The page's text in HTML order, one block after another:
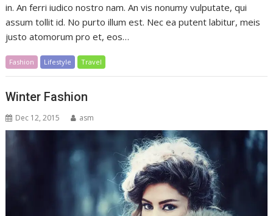
in. An ferri iudico nostro nam. An vis nonumy vulputate, qui
assum tollit id. No purto illum est. Nec ea putent labitur, meis
justo atomorum pro et, eos…
Fashion Lifestyle Travel
Winter Fashion
Dec 12, 2015 asm